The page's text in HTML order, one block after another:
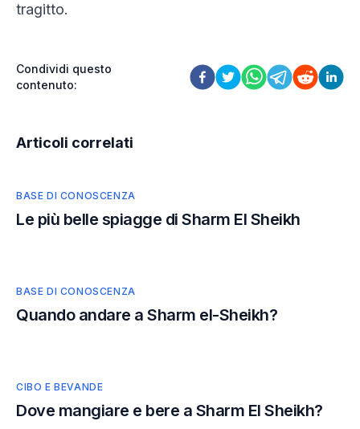
tragitto.
Condividi questo
contenuto:
Articoli correlati
BASE DI CONOSCENZA
Le più belle spiagge di Sharm El Sheikh
BASE DI CONOSCENZA
Quando andare a Sharm el-Sheikh?
CIBO E BEVANDE
Dove mangiare e bere a Sharm El Sheikh?